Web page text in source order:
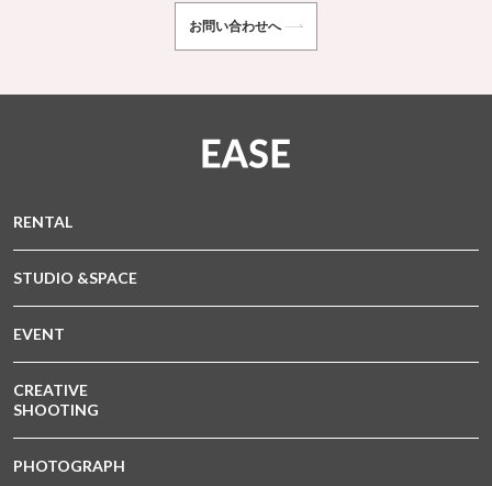
お問い合わせへ
RENTAL
STUDIO &SPACE
EVENT
CREATIVE
SHOOTING
PHOTOGRAPH